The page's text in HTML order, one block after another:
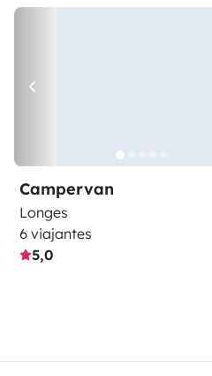
Campervan
Longes
6 viajantes
5,0